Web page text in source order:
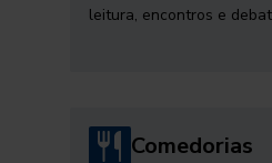
leitura, encontros e
Comedorias